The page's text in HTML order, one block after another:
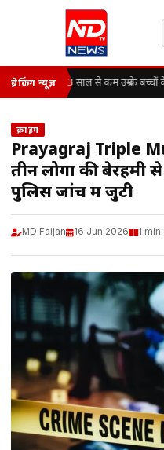
ब्रेकिंग न्यूज़ 13 साल से कम उम्र के
क्राइम
Prayagraj Triple
तीन लोगों की बेरहमी
पुलिस जांच में जुटी
MD Faijan 16 Jun 2026 1 min